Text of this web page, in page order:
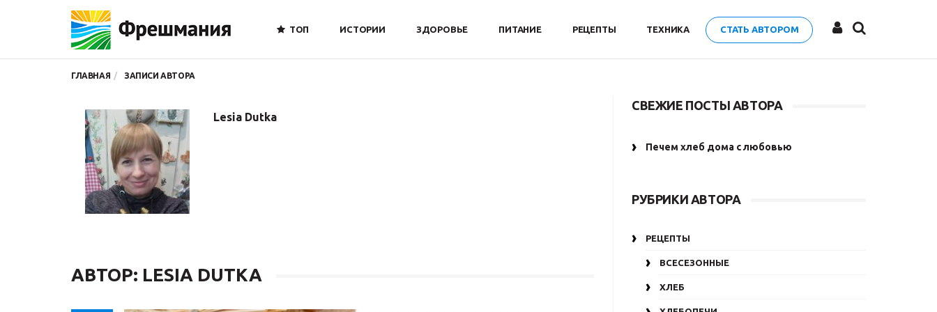
ТОП ИСТОРИИ ЗДОРОВЬЕ ПИТАНИЕ РЕЦЕПТЫ ТЕХНИКА СТАТЬ АВТОРОМ
ГЛАВНАЯ ЗАПИСИ АВТОРА
Lesia Dutka
АВТОР: LESIA DUTKA
СВЕЖИЕ ПОСТЫ АВТОРА
Печем хлеб дома с любовью
РУБРИКИ АВТОРА
РЕЦЕПТЫ
ВСЕСЕЗОННЫЕ
ХЛЕБ